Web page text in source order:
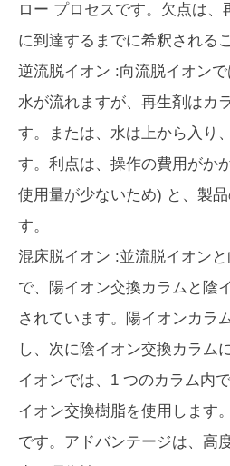
ロー プロセスです。欠点は
に到達するまでに希釈される
逆流脱イオン :向流脱イオン
水が流れますが、再生剤はカ
す。または、水は上から入り
す。利点は、操作の費用がか
使用量が少ないため) と、製
す。
混床脱イオン :並流脱イオン
で、陽イオン交換カラムと陰
されています。陽イオンカラ
し、次に陰イオン交換カラム
イオンでは、1 つのカラム内
イオン交換樹脂を使用します
です。アドバンテージは、高